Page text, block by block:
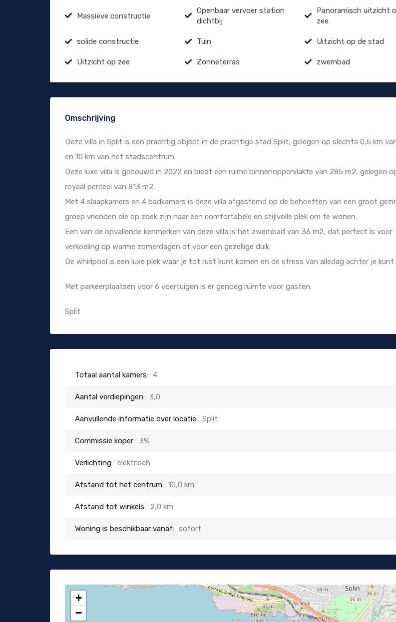
Massieve constructie
Openbaar vervoer station
dichtbij
Panoramisch uitzicht
zee
solide constructie Tuin Uitzicht op de stad
Uitzicht op zee Zonneterras zwembad
Omschrijving
Deze villa in Split is een prachtig object in de prachtige stad Split, gelegen op slechts 0,5 km
en 10 km van het stadscentrum.
Deze luxe villa is gebouwd in 2022 en biedt een ruime binnenoppervlakte van 285 m2, gelegen
royaal perceel van 813 m2.
Met 4 slaapkamers en 4 badkamers is deze villa afgestemd op de behoeften van een groot
groep vrienden die op zoek zijn naar een comfortabele en stijlvolle plek om te wonen.
Een van de opvallende kenmerken van deze villa is het zwembad van 36 m2, dat perfect is voor
verkoeling op warme zomerdagen of voor een gezellige duik.
De whirlpool is een luxe plek waar je tot rust kunt komen en de stress van alledag achter je kunt
Met parkeerplaatsen voor 6 voertuigen is er genoeg ruimte voor gasten.
Split
Totaal aantal kamers: 4
Aantal verdiepingen: 3,0
Aanvullende informatie over locatie: Split
Commissie koper: 3%
Verlichting: elektrisch
Afstand tot het centrum: 10,0 km
Afstand tot winkels: 2,0 km
Woning is beschikbaar vanaf: sofort
+
−